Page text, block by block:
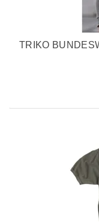
TRIKO